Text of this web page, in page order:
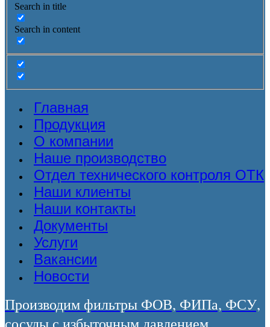
Search in title
Search in content
Главная
Продукция
О компании
Наше производство
Отдел технического контроля ОТК
Наши клиенты
Наши контакты
Документы
Услуги
Вакансии
Новости
Производим фильтры ФОВ, ФИПа, ФСУ,